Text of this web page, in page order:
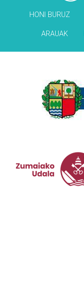
HONI BURUZ
ARAUAK